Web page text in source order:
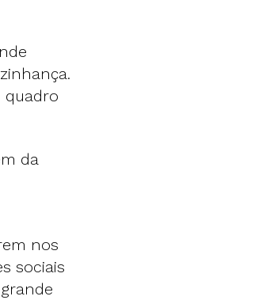
quadro
da
nos
sociais